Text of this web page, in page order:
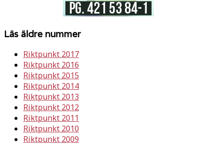
Läs äldre nummer
Riktpunkt 2017
Riktpunkt 2016
Riktpunkt 2015
Riktpunkt 2014
Riktpunkt 2013
Riktpunkt 2012
Riktpunkt 2011
Riktpunkt 2010
Riktpunkt 2009